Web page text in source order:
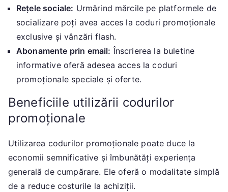
Rețele sociale: Urmărind mărcile pe platformele de
socializare poți avea acces la coduri promoționale
exclusive și vânzări flash.
Abonamente prin email: Înscrierea la buletine
informative oferă adesea acces la coduri
promoționale speciale și oferte.
Beneficiile utilizării codurilor
promoționale
Utilizarea codurilor promoționale poate duce la
economii semnificative și îmbunătăți experiența
generală de cumpărare. Ele oferă o modalitate simplă
de a reduce costurile la achiziții.